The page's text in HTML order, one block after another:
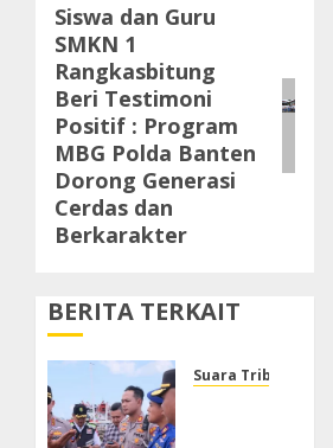
Next
post:
Siswa dan Guru
SMKN 1
Rangkasbitung
Beri Testimoni
Positif : Program
MBG Polda Banten
Dorong Generasi
Cerdas dan
Berkarakter
BERITA TERKAIT
Suara Tribrata